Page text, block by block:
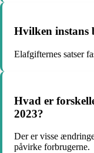
Hvilken instans
Elafgifternes satser
Hvad er
2023?
Der er visse
påvirke forbrugerne.